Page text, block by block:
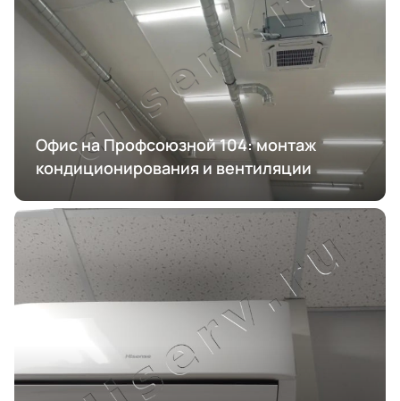
Офис на Профсоюзной 104: монтаж
кондиционирования и вентиляции